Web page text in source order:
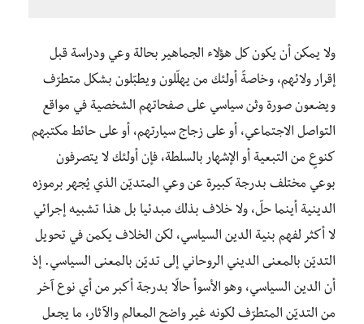
ولا يمكن أن يكون كل هؤلاء الجماهير بحالة وعي ودراسة قبل
إقرار ولائهم، وخاصةً أولئك من يهلّلون ويطبّلون بشكل متطرّف
ويضعون صورة وثن سياسي على صفحاتهم الشخصية في مواقع
التواصل الاجتماعي، أو على زجاج سيارتهم، أو على حائط مكتبهم
كنوعٍ من التبعية أو الإشهار بالسلطة، فإن أولئك لا يتصرفون
بوعي مختلف بدرجة كبيرة عن وعي المتديّن الذي يُجهر برموزه
الدينية أينما حلّ، ولا خلاف بذلك مبدئيا بل هذا تشبيه إجرائي
لا أكثر لفهم بنية الدين السياسي، لكن الخلاف يكمن في تحويل
التديّن بالمعنى الديني الروحاني إلى تديّن بالمعنى السياسي. إذ
أن الدين السياسي، وهو الأسوأ حالًا بدرجة أكبر من أي نوع آخر
من التديّن المتطرّف لكونه غير واضح المعالم والآثار، ما يجعل